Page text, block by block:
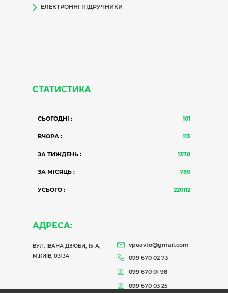
ЕЛЕКТРОННІ ПІДРУЧНИКИ
СТАТИСТИКА
СЬОГОДНІ : 101
ВЧОРА : 113
ЗА ТИЖДЕНЬ : 1378
ЗА МІСЯЦЬ : 780
УСЬОГО : 220112
АДРЕСА:
ВУЛ. ІВАНА ДЗЮБИ, 15-А,
М.КИЇВ, 03134
vpuavto@gmail.com
099 670 02 73
099 670 01 98
099 670 03 25